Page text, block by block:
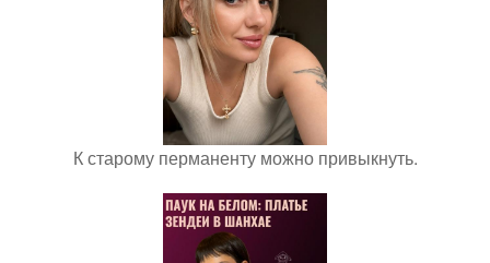
К старому перманенту можно привыкнуть.